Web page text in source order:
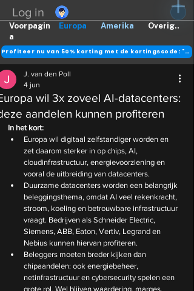
Log in
Europa Amerika Overig..
Voorpagin
a
Profiteer nu van 50% korting met de kortingscode: "DANK"
wil 3x zoveel AI-datacenters:
aandelen kunnen profiteren
J. van den Poll
4 jun
In het kort:
Europa wil digitaal zelfstandiger worden en
zet daarom sterker in op chips, AI,
cloudinfrastructuur, energievoorziening en
vooral de uitbreiding van datacenters.
Duurzame datacenters worden een belangrijk
beleggingsthema, omdat AI veel rekenkracht,
stroom, koeling en betrouwbare infrastructuur
vraagt. Bedrijven als Schneider Electric,
Siemens, ABB, Eaton, Vertiv, Legrand en
Nebius kunnen hiervan profiteren.
Beleggers moeten breder kijken dan
chipaandelen: ook energiebeheer,
netinfrastructuur en cybersecurity spelen een
grote rol. Wel blijven waardering, marges,